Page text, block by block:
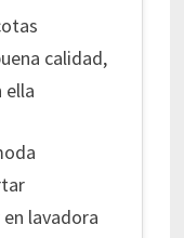
calidad,
ella
lavadora